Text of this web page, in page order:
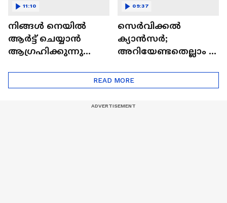
നിങ്ങൾ നെയിൽ
ആർട്ട് ചെയ്യാൻ
ആഗ്രഹിക്കുന്നുണ്ടോ
ട്രെൻഡിനെക്കുറിച്ച് |
Nail Art | Trends Cafe
11:10
സെർവിക്കൽ
ക്യാൻസർ;
അറിയേണ്ടതെല്ലാം |
Cancer
09:37
READ MORE